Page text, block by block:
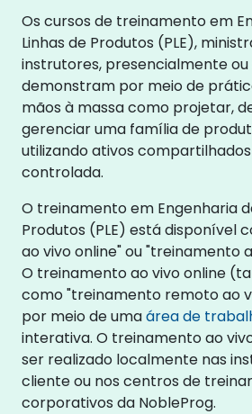
Os cursos de treinamento em
Linhas de Produtos (PLE),
instrutores, presencialmente ou
demonstram por meio de
mãos à massa como projetar,
gerenciar uma família de
utilizando ativos
controlada.
O treinamento em Engenharia
Produtos (PLE) está disponível
ao vivo online" ou "treinamento
O treinamento ao vivo online
como "treinamento remoto ao
por meio de umaárea de
interativa. O treinamento ao
ser realizado localmente nas
cliente ou nos centros de
corporativos da NobleProg.